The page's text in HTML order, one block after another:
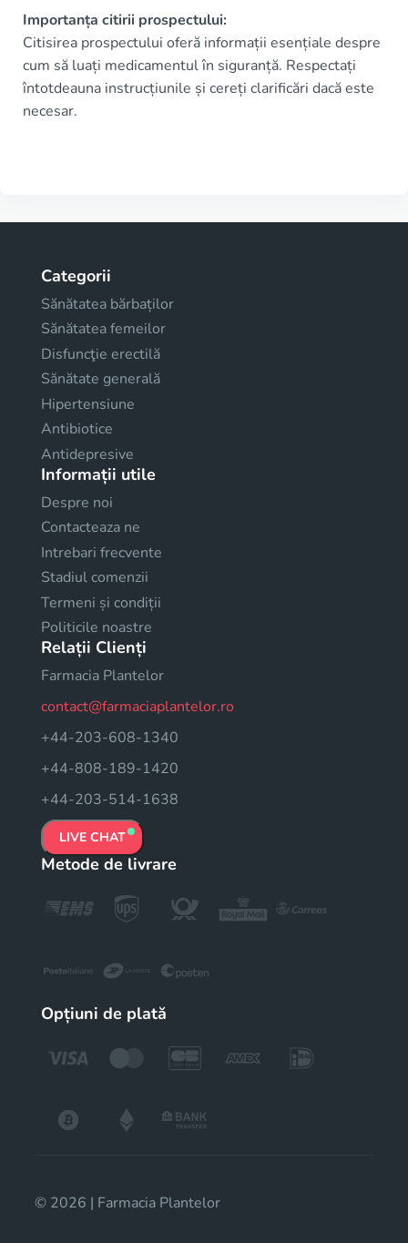
Importanța citirii prospectului:
Citisirea prospectului oferă informații esențiale despre
cum să luați medicamentul în siguranță. Respectați
întotdeauna instrucțiunile și cereți clarificări dacă este
necesar.
Categorii
Sănătatea bărbaților
Sănătatea femeilor
Disfuncţie erectilă
Sănătate generală
Hipertensiune
Antibiotice
Antidepresive
Informații utile
Despre noi
Contacteaza ne
Intrebari frecvente
Stadiul comenzii
Termeni și condiții
Politicile noastre
Relații Clienți
Farmacia Plantelor
contact@farmaciaplantelor.ro
+44-203-608-1340
+44-808-189-1420
+44-203-514-1638
LIVE CHAT
Metode de livrare
Opțiuni de plată
© 2026 | Farmacia Plantelor